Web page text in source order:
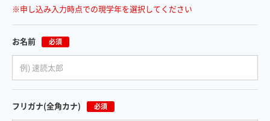
※申し込み入力時点での現学年を選択してください
お名前 必須
フリガナ(全角カナ) 必須